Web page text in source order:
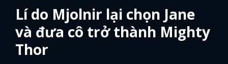
Lí do Mjolnir lại chọn Jane
và đưa cô trở thành Mighty
Thor